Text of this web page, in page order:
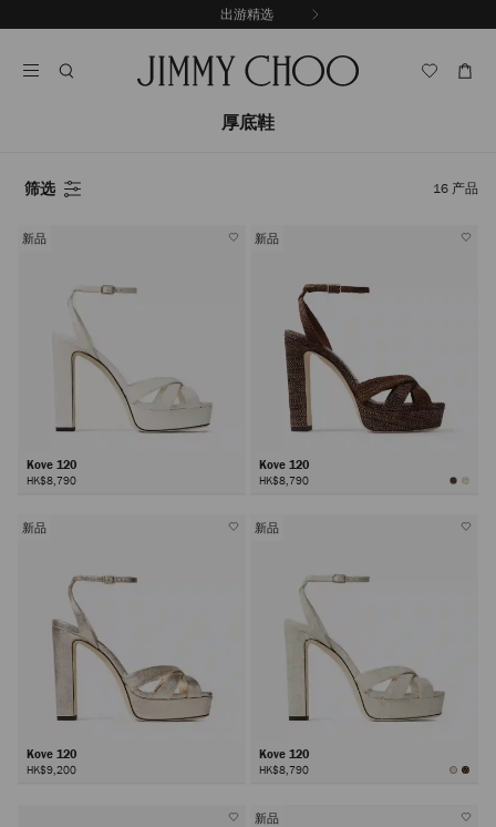
至
探索新品
出游精选
厚底鞋
筛选 16 产品
新品
Kove 120
HK$8,790
新品
Kove 120
HK$8,790
新品
Kove 120
HK$9,200
新品
Kove 120
HK$8,790
新品